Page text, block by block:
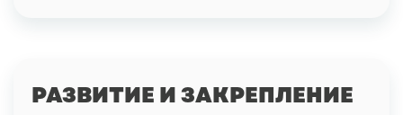
РАЗВИТИЕ И ЗАКРЕПЛЕНИЕ